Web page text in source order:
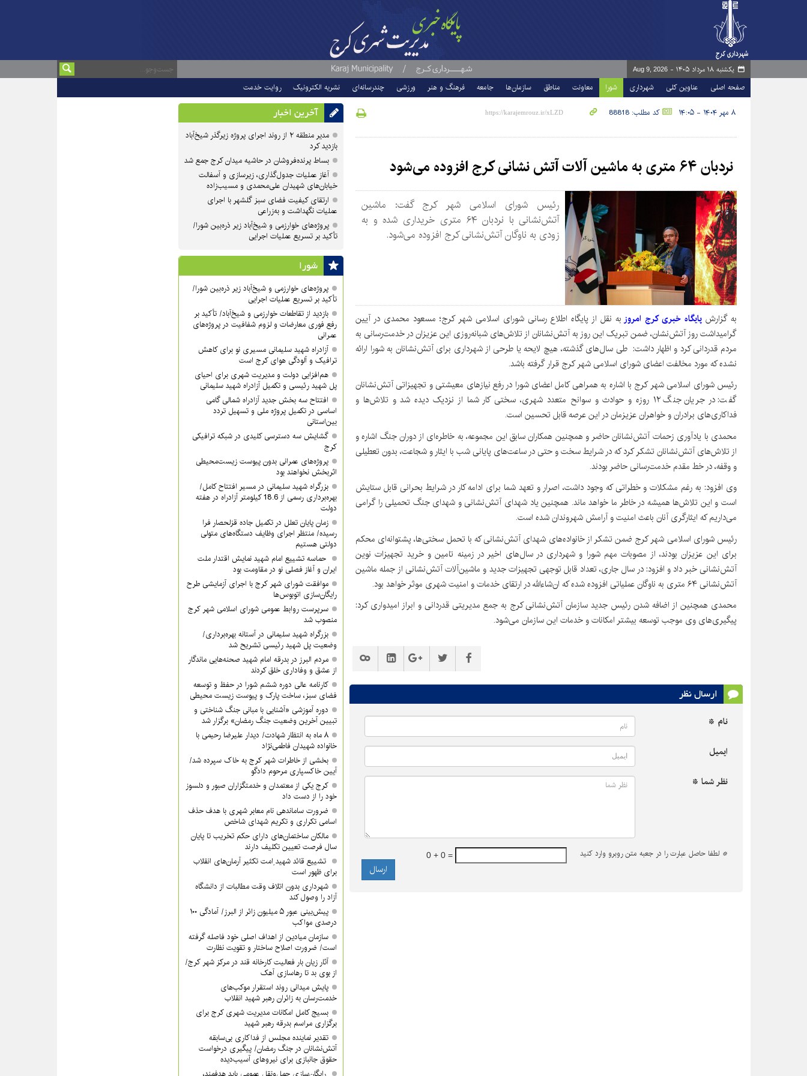
یکشنبه ۱۸ مرداد ۱۴۰۵ - Aug 9, 2026
صفحه اصلی عناوین کلی شهرداری شورا معاونت مناطق سازمان‌ها جامعه فرهنگ و هنر ورزشی چندرسانه‌ای نشریه الکترونیک روایت خدمت
۸ مهر ۱۴۰۴ - ۱۴:۰۵ کد مطلب: 88818
نردبان ۶۴ متری به ماشین آلات آتش نشانی کرج افزوده می‌شود
رئیس شورای اسلامی شهر کرج گفت: ماشین
آتش‌نشانی با نردبان ۶۴ متری خریداری شده و به
زودی به ناوگان آتش‌نشانی کرج افزوده می‌شود.
به گزارش پایگاه خبری کرج امروز به نقل از پایگاه اطلاع رسانی شورای اسلامی شهر کرج؛ مسعود محمدی در آیین
گرامیداشت روز آتش‌نشان، ضمن تبریک این روز به آتش‌نشانان از تلاش‌های شبانه‌روزی این عزیزان در خدمت‌رسانی به
مردم قدردانی کرد و اظهار داشت: طی سال‌های گذشته، هیچ لایحه یا طرحی از شهرداری برای آتش‌نشانان به شورا ارائه
نشده که مورد مخالفت اعضای شورای اسلامی شهر کرج قرار گرفته باشد.
رئیس شورای اسلامی شهر کرج با اشاره به همراهی کامل اعضای شورا در رفع نیازهای معیشتی و تجهیزاتی آتش‌نشانان
گفت: در جریان جنگ ۱۲ روزه و حوادث و سوانح متعدد شهری، سختی کار شما از نزدیک دیده شد و تلاش‌ها و
فداکاری‌های برادران و خواهران عزیزمان در این عرصه قابل تحسین است.
محمدی با یادآوری زحمات آتش‌نشانان حاضر و همچنین همکاران سابق این مجموعه، به خاطره‌ای از دوران جنگ اشاره و
از تلاش‌های آتش‌نشانان تشکر کرد که در شرایط سخت و حتی در ساعت‌های پایانی شب با ایثار و شجاعت، بدون تعطیلی
و وقفه، در خط مقدم خدمت‌رسانی حاضر بودند.
وی افزود: به رغم مشکلات و خطراتی که وجود داشت، اصرار و تعهد شما برای ادامه کار در شرایط بحرانی قابل ستایش
است و این تلاش‌ها همیشه در خاطر ما خواهد ماند. همچنین یاد شهدای آتش‌نشانی و شهدای جنگ تحمیلی را گرامی
می‌داریم که ایثارگری آنان باعث امنیت و آرامش شهروندان شده است.
رئیس شورای اسلامی شهر کرج ضمن تشکر از خانواده‌های شهدای آتش‌نشانی که با تحمل سختی‌ها، پشتوانه‌ای محکم
برای این عزیزان بودند، از مصوبات مهم شورا و شهرداری در سال‌های اخیر در زمینه تامین و خرید تجهیزات نوین
آتش‌نشانی خبر داد و افزود: در سال جاری، تعداد قابل توجهی تجهیزات جدید و ماشین‌آلات آتش‌نشانی از جمله ماشین
آتش‌نشانی ۶۴ متری به ناوگان عملیاتی افزوده شده که ان‌شاءالله در ارتقای خدمات و امنیت شهری موثر خواهد بود.
محمدی همچنین از اضافه شدن رئیس جدید سازمان آتش‌نشانی کرج به جمع مدیریتی قدردانی و ابراز امیدواری کرد:
پیگیری‌های وی موجب توسعه بیشتر امکانات و خدمات این سازمان می‌شود.
ارسال نظر
نام *
ایمیل
نظر شما *
* لطفا حاصل عبارت را در جعبه متن روبرو وارد کنید 0 + 0 =
آخرین اخبار
مدیر منطقه ۲ از روند اجرای پروژه زیرگذر شیخ‌آباد
بازدید کرد
بساط پرنده‌فروشان در حاشیه میدان کرج جمع شد
آغاز عملیات جدول‌گذاری، زیرسازی و آسفالت
خیابان‌های شهیدان علی‌محمدی و مسیب‌زاده
ارتقای کیفیت فضای سبز گلشهر با اجرای
عملیات نگهداشت و به‌زراعی
پروژه‌های خوارزمی و شیخ‌آباد زیر ذره‌بین شورا/
تأکید بر تسریع عملیات اجرایی
شورا
پروژه‌های خوارزمی و شیخ‌آباد زیر ذره‌بین شورا/
تأکید بر تسریع عملیات اجرایی
بازدید از تقاطعات خوارزمی و شیخ‌آباد/ تأکید بر
رفع فوری معارضات و لزوم شفافیت در پروژه‌های
عمرانی
آزادراه شهید سلیمانی مسیری نو برای کاهش
ترافیک و آلودگی هوای کرج است
هم‌افزایی دولت و مدیریت شهری برای احیای
پل شهید رئیسی و تکمیل آزادراه شهید سلیمانی
افتتاح سه بخش جدید آزادراه شمالی گامی
اساسی در تکمیل پروژه ملی و تسهیل تردد
بین‌استانی
گشایش سه دسترسی کلیدی در شبکه ترافیکی
کرج
پروژه‌های عمرانی بدون پیوست زیست‌محیطی
اثربخش نخواهند بود
بزرگراه شهید سلیمانی در مسیر افتتاح کامل/
بهره‌برداری رسمی از 18.6 کیلومتر آزادراه در هفته
دولت
زمان پایان تعلل در تکمیل جاده قزلحصار فرا
رسیده/ منتظر اجرای وظایف دستگاه‌های متولی
دولتی هستیم
حماسه تشییع امام شهید نمایش اقتدار ملت
ایران و آغاز فصلی نو در مقاومت بود
موافقت شورای شهر کرج با اجرای آزمایشی طرح
رایگان‌سازی اتوبوس‌ها
سرپرست روابط عمومی شورای اسلامی شهر کرج
منصوب شد
بزرگراه شهید سلیمانی در آستانه بهره‌برداری/
وضعیت پل شهید رئیسی تشریح شد
مردم البرز در بدرقه امام شهید صحنه‌هایی ماندگار
از عشق و وفاداری خلق کردند
کارنامه عالی دوره ششم شورا در حفظ و توسعه
فضای سبز، ساخت پارک و پیوست زیست محیطی
دوره آموزشی «آشنایی با مبانی جنگ شناختی و
تبیین آخرین وضعیت جنگ رمضان» برگزار شد
۸ ماه به انتظار شهادت/ دیدار علیرضا رحیمی با
خانواده شهیدان فاطمی‌نژاد
بخشی از خاطرات شهر کرج به خاک سپرده شد/
آیین خاکسپاری مرحوم دادگو
کرج یکی از معتمدان و خدمتگزاران صبور و دلسوز
خود را از دست داد
ضرورت ساماندهی نام‌ معابر شهری با هدف حذف
اسامی تکراری و تکریم شهدای شاخص
مالکان ساختمان‌های دارای حکم تخریب تا پایان
سال فرصت تعیین تکلیف دارند
تشییع قائد شهید ِامت تکثیر آرمان‌های انقلاب
برای ظهور است
شهرداری بدون اتلاف وقت مطالبات از دانشگاه
آزاد را وصول کند
پیش‌بینی عبور ۵ میلیون زائر از البرز/ آمادگی ۱۰۰
درصدی مواکب
سازمان میادین از اهداف اصلی خود فاصله گرفته
است/ ضرورت اصلاح ساختار و تقویت نظارت
آثار زیان بار فعالیت کارخانه قند در مرکز شهر کرج/
از بوی بد تا رهاسازی آهک
پایش میدانی روند استقرار موکب‌های
خدمت‌رسان به زائران رهبر شهید انقلاب
بسیج کامل امکانات مدیریت شهری کرج برای
برگزاری مراسم بدرقه رهبر شهید
تقدیر نماینده مجلس از فداکاری بی‌سابقه
آتش‌نشانان در جنگ رمضان/ پیگیری درخواست
حقوق جانبازی برای نیروهای آسیب‌دیده